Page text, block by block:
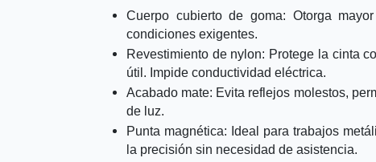
Cuerpo cubierto de goma: Otorga
condiciones exigentes.
Revestimiento de nylon: Protege la cinta
útil. Impide conductividad eléctrica.
Acabado mate: Evita reflejos molestos,
de luz.
Punta magnética: Ideal para trabajos
la precisión sin necesidad de asistencia.